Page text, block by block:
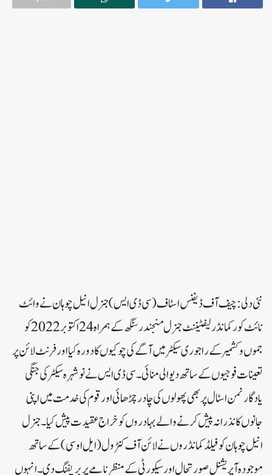
نئی دلی: چیف آف ڈیفنس اسٹاف (سی ڈی ایس) جنرل انیل چوہان نے وائٹ
نائٹ کور کمانڈر لیفٹیننٹ جنرل منجندر سنگھ کے ہمراہ 24 اکتوبر 2022 کو
جموں و کشمیر کے راجوری سیکٹر میں آگے کی چوکیوں کا دورہ کیا اور فرنٹ لائن پر
تعینات فوجیوں کے ساتھ دیوالی منائی۔ سی ڈی ایس نے نوشہرہ سیکٹر کی جنگی
یادگار نمن اسٹال پر بھی پھولوں کی چادر چڑھائی اور قوم کی خدمت میں اپنی
جانوں کا نذرانہ پیش کرنے والے بہادروں کو خراج عقیدت پیش کیا۔جنرل
انیل چوہان کو فیلڈ کمانڈروں نے لائن آف کنٹرول (ایل او سی) کے ساتھ
موجودہ آپریشنل صورتحال اور سیکورٹی کے منظر نامے پر بریفنگ دی۔ انہوں